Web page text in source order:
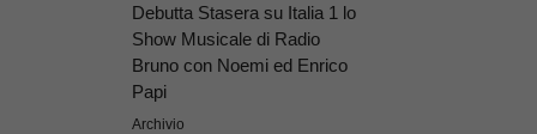
Debutta Stasera su Italia 1 lo
Show Musicale di Radio
Bruno con Noemi ed Enrico
Papi
Archivio